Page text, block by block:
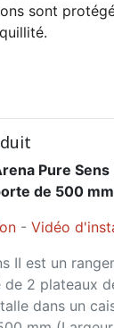
sont
Pure
de 500 mm
- Vidéo
II est un
2 plateaux
dans un